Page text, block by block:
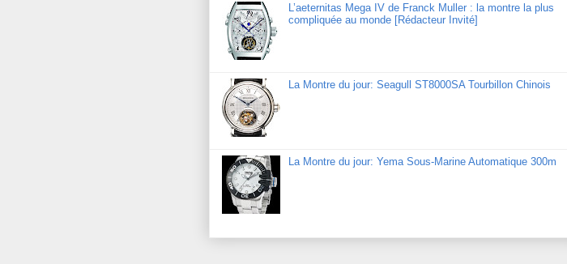
L’aeternitas Mega IV de Franck Muller : la montre la plus
compliquée au monde [Rédacteur Invité]
La Montre du jour: Seagull ST8000SA Tourbillon Chinois
La Montre du jour: Yema Sous-Marine Automatique 300m